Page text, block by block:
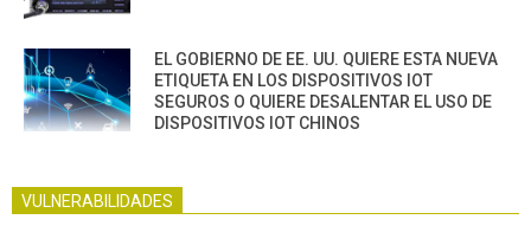
EL GOBIERNO DE EE. UU. QUIERE ESTA NUEVA
ETIQUETA EN LOS DISPOSITIVOS IOT
SEGUROS O QUIERE DESALENTAR EL USO DE
DISPOSITIVOS IOT CHINOS
VULNERABILIDADES